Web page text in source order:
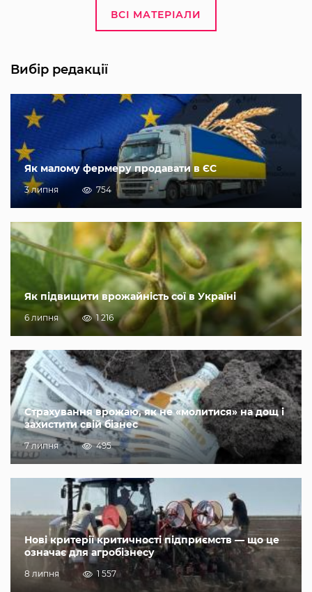
ВСІ МАТЕРІАЛИ
Вибір редакції
Як малому фермеру продавати в ЄС
3 липня 754
Як підвищити врожайність сої в Україні
6 липня 1 216
Страхування врожаю, як не «молитися» на дощ і
захистити свій бізнес
7 липня 495
Нові критерії критичності підприємств — що це
означає для агробізнесу
8 липня 1 557